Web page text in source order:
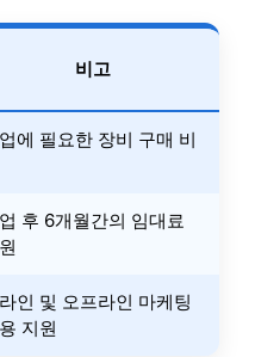
비고
에 필요한 장비 구매 비
후 6개월간의 임대료
인 및 오프라인 마케팅
지원